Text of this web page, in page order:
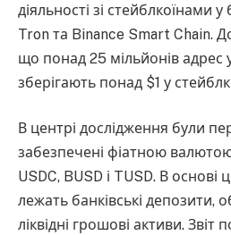
діяльності зі стейблкоїнами
Tron та Binance Smart Chain.
що понад 25 мільйонів адрес
зберігають понад $1 у
В центрі дослідження були
забезпечені фіатною
USDC, BUSD і TUSD. В основі
лежать банківські депозити,
ліквідні грошові активи. Звіт